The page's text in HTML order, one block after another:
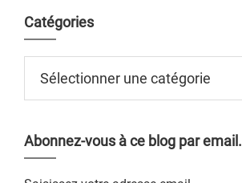
Catégories
Abonnez-vous à ce blog par email.